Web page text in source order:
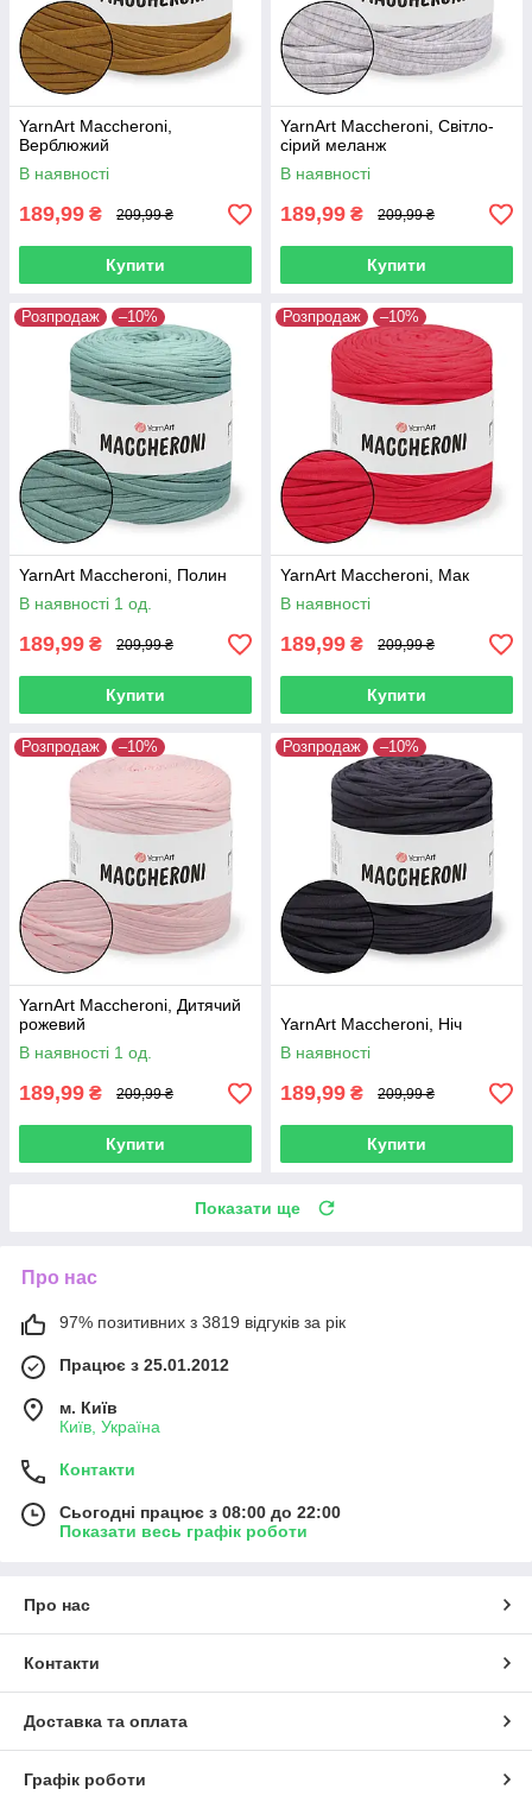
YarnArt Maccheroni,
Верблюжий
В наявності
189,99 ₴ 209,99 ₴
Купити
YarnArt Maccheroni, Світло-
сірий меланж
В наявності
189,99 ₴ 209,99 ₴
Купити
Розпродаж –10%
YarnArt Maccheroni, Полин
В наявності 1 од.
189,99 ₴ 209,99 ₴
Купити
Розпродаж –10%
YarnArt Maccheroni, Мак
В наявності
189,99 ₴ 209,99 ₴
Купити
Розпродаж –10%
YarnArt Maccheroni, Дитячий
рожевий
В наявності 1 од.
189,99 ₴ 209,99 ₴
Купити
Розпродаж –10%
YarnArt Maccheroni, Ніч
В наявності
189,99 ₴ 209,99 ₴
Купити
Показати ще
Про нас
97% позитивних з 3819 відгуків за рік
Працює з 25.01.2012
м. Київ
Київ, Україна
Контакти
Сьогодні працює з 08:00 до 22:00
Показати весь графік роботи
Про нас
Контакти
Доставка та оплата
Графік роботи